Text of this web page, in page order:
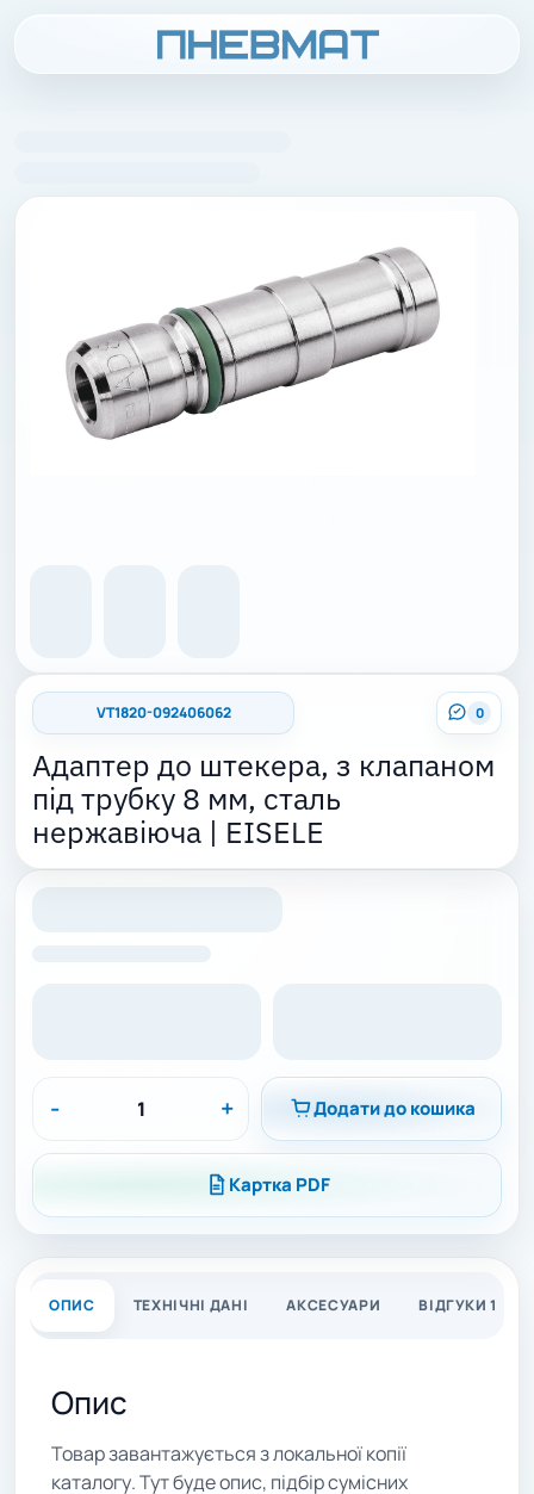
0
VT1820-092406062
Адаптер до штекера, з клапаном
під трубку 8 мм, сталь
нержавіюча | EISELE
- + Додати до кошика
Картка PDF
ОПИС ТЕХНІЧНІ ДАНІ АКСЕСУАРИ ВІДГУКИ 1
Опис
Товар завантажується з локальної копії
каталогу. Тут буде опис, підбір сумісних